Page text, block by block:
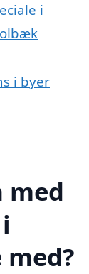
i
i byer
med